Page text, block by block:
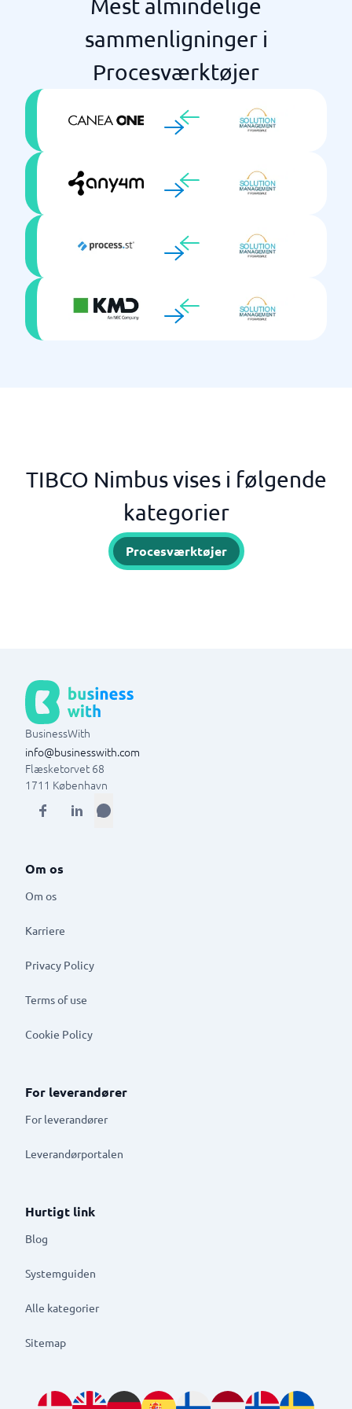
Mest almindelige
sammenligninger i
Procesværktøjer
TIBCO Nimbus vises i følgende
kategorier
Procesværktøjer
BusinessWith
info@businesswith.com
Flæsketorvet 68
1711 København
Om os
Om os
Karriere
Privacy Policy
Terms of use
Cookie Policy
For leverandører
For leverandører
Leverandørportalen
Hurtigt link
Blog
Systemguiden
Alle kategorier
Sitemap